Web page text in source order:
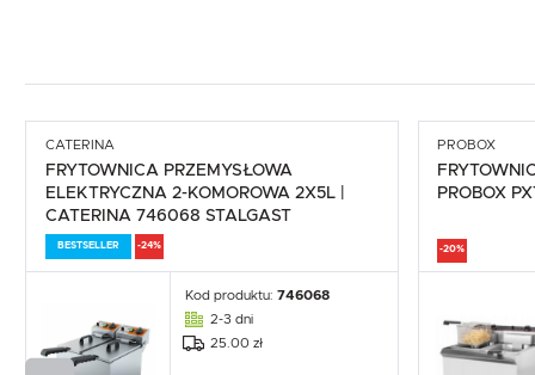
CATERINA
FRYTOWNICA PRZEMYSŁOWA
ELEKTRYCZNA 2-KOMOROWA 2X5L |
CATERINA 746068 STALGAST
BESTSELLER -24%
Kod produktu:746068
2-3 dni
25.00 zł
PROBOX
PROBOX
-20%